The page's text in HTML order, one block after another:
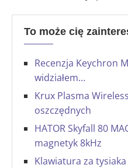
To może cię
Recenzja Keychron
widziałem…
Krux Plasma
oszczędnych
HATOR Skyfall 80
magnetyk 8kHz
Klawiatura za